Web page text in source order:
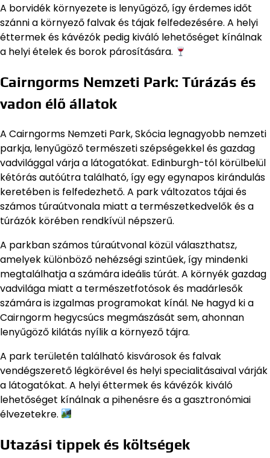
A borvidék környezete is lenyűgöző, így érdemes időt
szánni a környező falvak és tájak felfedezésére. A helyi
éttermek és kávézók pedig kiváló lehetőséget kínálnak
a helyi ételek és borok párosítására.
Cairngorms Nemzeti Park: Túrázás és
vadon élő állatok
A Cairngorms Nemzeti Park, Skócia legnagyobb nemzeti
parkja, lenyűgöző természeti szépségekkel és gazdag
vadvilággal várja a látogatókat. Edinburgh-tól körülbelül
kétórás autóútra található, így egy egynapos kirándulás
keretében is felfedezhető. A park változatos tájai és
számos túraútvonala miatt a természetkedvelők és a
túrázók körében rendkívül népszerű.
A parkban számos túraútvonal közül választhatsz,
amelyek különböző nehézségi szintűek, így mindenki
megtalálhatja a számára ideális túrát. A környék gazdag
vadvilága miatt a természetfotósok és madárlesők
számára is izgalmas programokat kínál. Ne hagyd ki a
Cairngorm hegycsúcs megmászását sem, ahonnan
lenyűgöző kilátás nyílik a környező tájra.
A park területén található kisvárosok és falvak
vendégszerető légkörével és helyi specialitásaival várják
a látogatókat. A helyi éttermek és kávézók kiváló
lehetőséget kínálnak a pihenésre és a gasztronómiai
élvezetekre.
Utazási tippek és költségek